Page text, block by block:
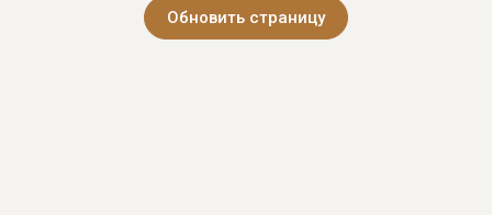
Обновить страницу